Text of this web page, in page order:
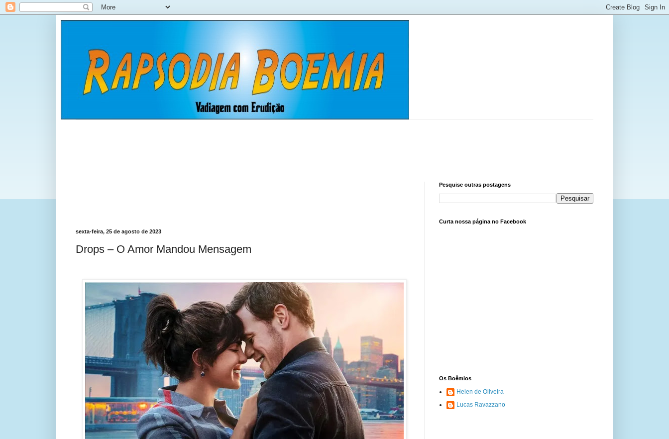
sexta-feira, 25 de agosto de 2023
Drops – O Amor Mandou Mensagem
Pesquise outras postagens
Curta nossa página no Facebook
Os Boêmios
Helen de Oliveira
Lucas Ravazzano